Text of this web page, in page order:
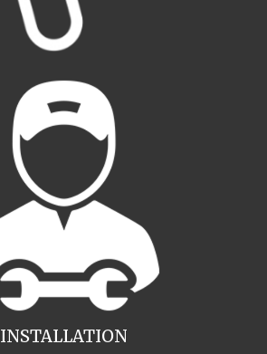
INSTALLATION